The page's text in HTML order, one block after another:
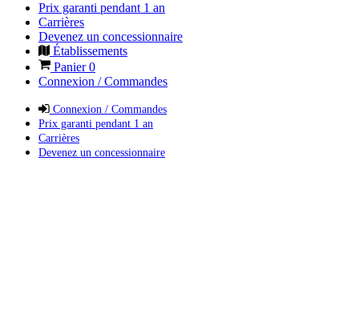
Prix garanti pendant 1 an
Carrières
Devenez un concessionnaire
Établissements
Panier0
Connexion / Commandes
Connexion / Commandes
Prix garanti pendant 1 an
Carrières
Devenez un concessionnaire